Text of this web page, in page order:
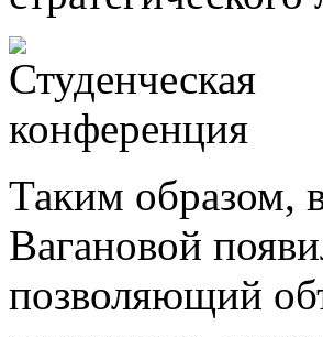
Таким образом,
Вагановой
позволяющий